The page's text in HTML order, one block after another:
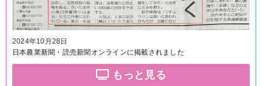
2024年10月28日
日本農業新聞・読売新聞オンラインに掲載されました
もっと見る